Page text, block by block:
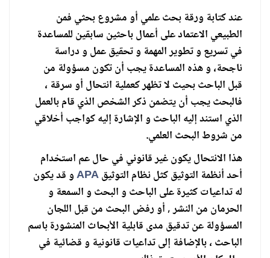
عند كتابة ورقة بحث علمي أو مشروع بحثي فمن
الطبيعي الاعتماد على أعمال باحثين سابقين للمساعدة
في تسريع و تطوير المهمة و تحقيق عمل و دراسة
ناجحة، و هذه المساعدة يجب أن تكون مسؤولة من
قبل الباحث بحيث لا تظهر كعملية انتحال أو سرقة ،
فالبحث يجب أن يتضمن ذكر الشخص الذي قام بالعمل
الذي استند إليه الباحث و الإشارة إليه كواجب أخلاقي
من شروط البحث العلمي.
هذا الانتحال يكون غير قانوني في حال عم استخدام
أحد أنظمة التوثيق كثل نظام التوثيقAPAو قد يكون
له تداعيات كثيرة على الباحث و البحث و السمعة و
الحرمان من النشر , أو رفض البحث من قبل اللجان
المسؤولة عن تدقيق مدى قابلية الأبحاث المنشورة باسم
الباحث ، بالإضافة إلى تداعيات قانونية و قضائية في